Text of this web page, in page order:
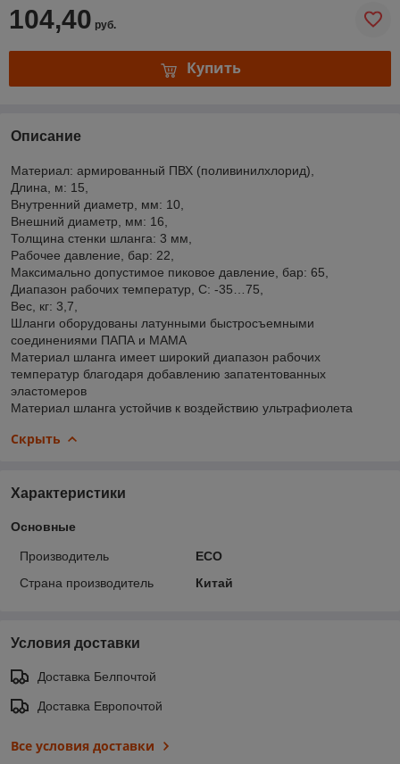
104,40 руб.
Купить
Описание
Материал: армированный ПВХ (поливинилxлорид),
Длина, м: 15,
Внутренний диаметр, мм: 10,
Внешний диаметр, мм: 16,
Толщина стенки шланга: 3 мм,
Рабочее давление, бар: 22,
Максимально допустимое пиковое давление, бар: 65,
Диапазон рабочиx температур, С: -35…75,
Вес, кг: 3,7,
Шланги оборудованы латунными быстросъемными
соединениями ПАПА и МАМА
Материал шланга имеет широкий диапазон рабочих
температур благодаря добавлению запатентованных
эластомеров
Материал шланга устойчив к воздействию ультрафиолета
Скрыть
Характеристики
Основные
Производитель
ECO
Страна производитель
Китай
Условия доставки
Доставка Белпочтой
Доставка Европочтой
Все условия доставки